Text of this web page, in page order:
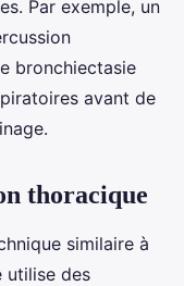
Par exemple, un
bronchiectasie
avant de
thoracique
similaire à
utilise des